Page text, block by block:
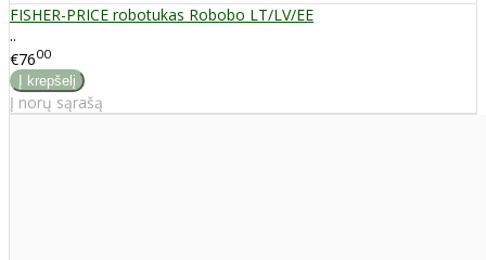
FISHER-PRICE robotukas Robobo LT/LV/EE
..
€7600
Į norų sąrašą